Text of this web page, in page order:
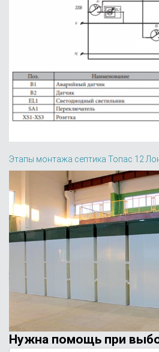
Этапы монтажа септика Топас 12
Нужна помощь при